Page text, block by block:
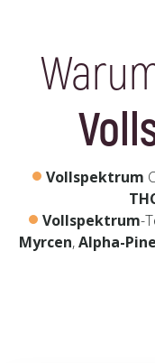
Vollspektrum
Vollspektrum-
Myrcen,Alpha-